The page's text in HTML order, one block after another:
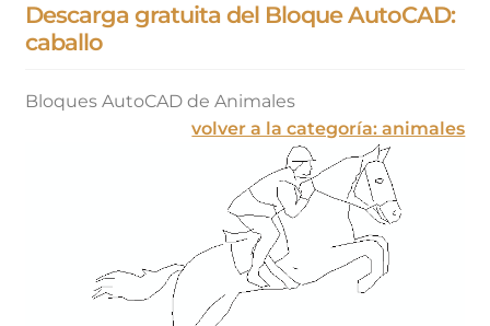
Descarga gratuita del Bloque AutoCAD:
caballo
Bloques AutoCAD de Animales
volver a la categoría: animales